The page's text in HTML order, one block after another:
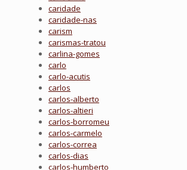
caridade
caridade-nas
carism
carismas-tratou
carlina-gomes
carlo
carlo-acutis
carlos
carlos-alberto
carlos-altieri
carlos-borromeu
carlos-carmelo
carlos-correa
carlos-dias
carlos-humberto